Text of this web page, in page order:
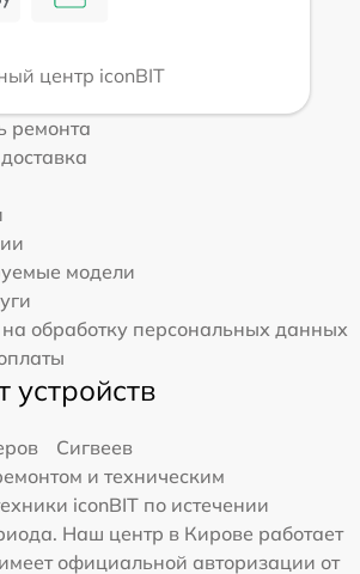
центр iconBIT
ремонта
модели
на обработку персональных данных
устройств
Сигвеев
и техническим
iconBIT по истечении
Наш центр в Кирове работает
официальной авторизации от